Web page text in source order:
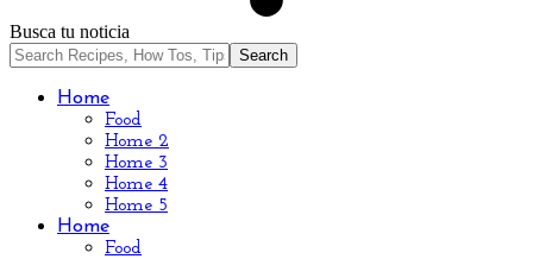
Busca tu noticia
Home
Food
Home 2
Home 3
Home 4
Home 5
Home
Food